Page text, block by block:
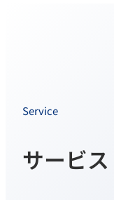
Service
サービス